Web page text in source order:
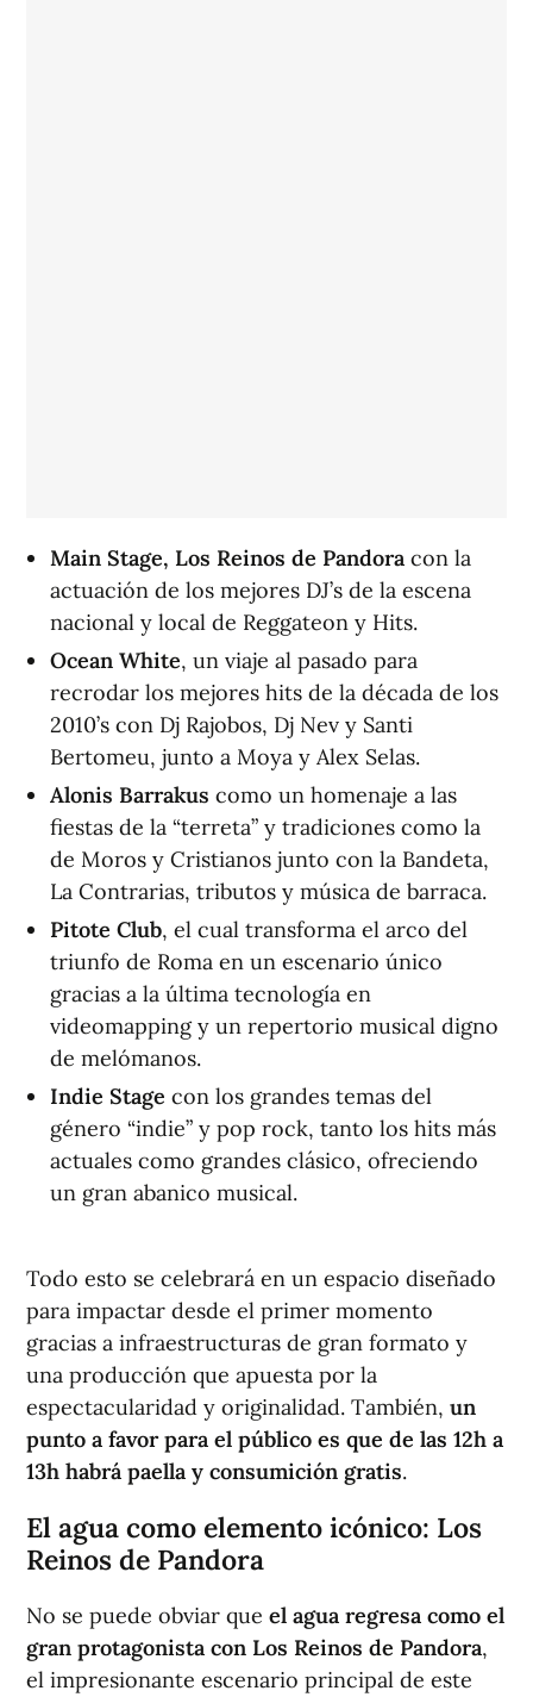
Main Stage, Los Reinos de Pandora con la
actuación de los mejores DJ’s de la escena
nacional y local de Reggateon y Hits.
Ocean White, un viaje al pasado para
recrodar los mejores hits de la década de los
2010’s con Dj Rajobos, Dj Nev y Santi
Bertomeu, junto a Moya y Alex Selas.
Alonis Barrakus como un homenaje a las
fiestas de la “terreta” y tradiciones como la
de Moros y Cristianos junto con la Bandeta,
La Contrarias, tributos y música de barraca.
Pitote Club, el cual transforma el arco del
triunfo de Roma en un escenario único
gracias a la última tecnología en
videomapping y un repertorio musical digno
de melómanos.
Indie Stage con los grandes temas del
género “indie” y pop rock, tanto los hits más
actuales como grandes clásico, ofreciendo
un gran abanico musical.
Todo esto se celebrará en un espacio diseñado
para impactar desde el primer momento
gracias a infraestructuras de gran formato y
una producción que apuesta por la
espectacularidad y originalidad. También, un
punto a favor para el público es que de las 12h a
13h habrá paella y consumición gratis.
El agua como elemento icónico: Los
Reinos de Pandora
No se puede obviar que el agua regresa como el
gran protagonista con Los Reinos de Pandora,
el impresionante escenario principal de este